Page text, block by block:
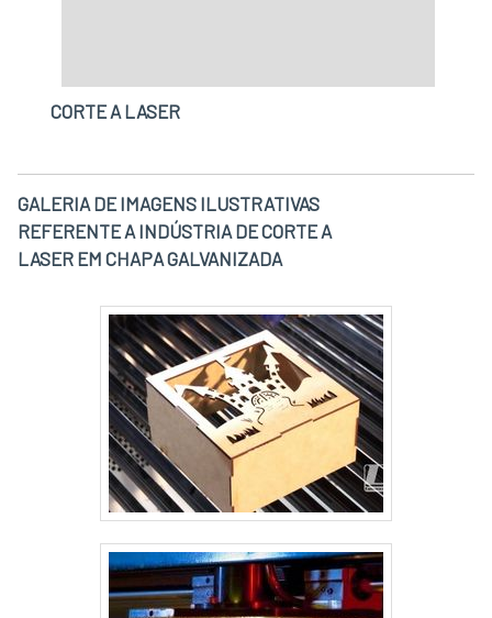
CORTE A LASER
GALERIA DE IMAGENS ILUSTRATIVAS
REFERENTE A INDÚSTRIA DE CORTE A
LASER EM CHAPA GALVANIZADA